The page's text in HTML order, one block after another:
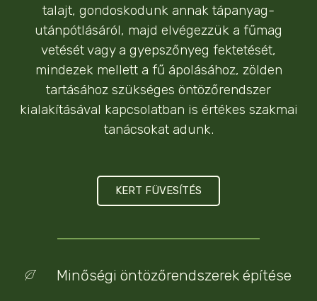
talajt, gondoskodunk annak tápanyag-
utánpótlásáról, majd elvégezzük a fűmag
vetését vagy a gyepszőnyeg fektetését,
mindezek mellett a fű ápolásához, zölden
tartásához szükséges öntözőrendszer
kialakításával kapcsolatban is értékes szakmai
tanácsokat adunk.
KERT FÜVESÍTÉS
Minőségi öntözőrendszerek építése